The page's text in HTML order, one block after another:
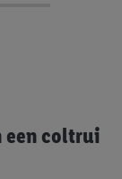
een coltrui